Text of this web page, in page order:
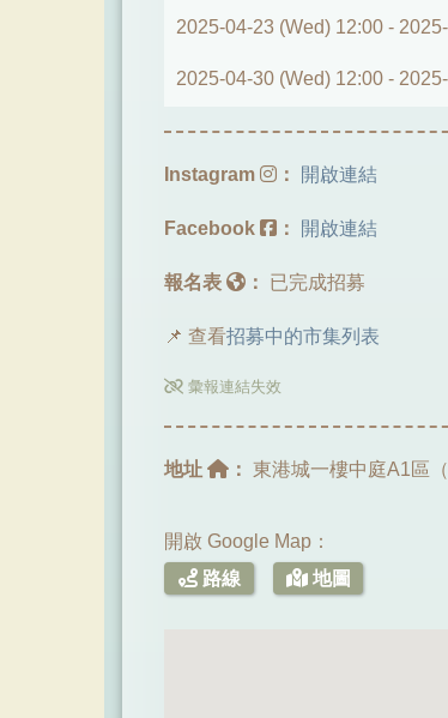
2025-04-23 (Wed) 12:00 -
2025-04-30 (Wed) 12:00 -
Instagram ： 開啟連結
Facebook ： 開啟連結
報名表 ： 已完成招募
📌 查看招募中的市集列表
彙報連結失效
地址 ： 東港城一樓中庭A1區（
開啟 Google Map：
路線
地圖